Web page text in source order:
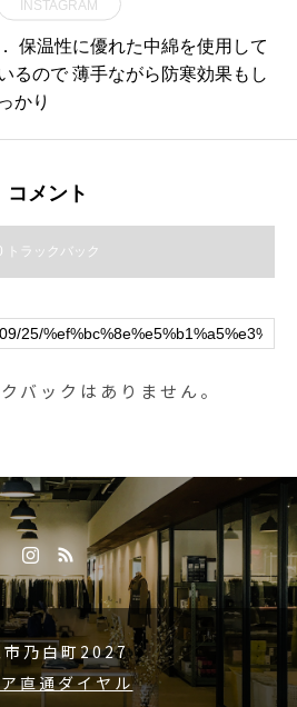
e #松江カフェ #島根カフェ #松江
旅行#島根旅行#松江 #島根 #山陰
□□□本アカウントのプロフィー
ルURLからアクセス頂けます。是
非、ご覧下さいませ！ ． @haus_
netstore .□□□□□□ □□□□□□ □□□□□
outdoor#mysteryr
face#nanga#mis#fce#gramicci #rot
#llbean#ハウス松江#hausmats
山陰#島銀#松江
INSTAGRAM
． 保温性に優れた中綿を使用して
るので 薄手ながら防寒効果もし
っかり
コメント
トラックバック
バックはありません。
市乃白町2027
直通ダイヤル